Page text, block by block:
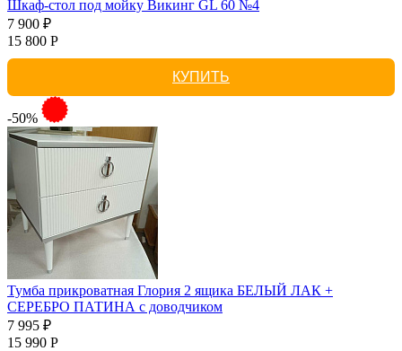
Шкаф-стол под мойку Викинг GL 60 №4
7 900 ₽
15 800 Р
КУПИТЬ
-50%
Тумба прикроватная Глория 2 ящика БЕЛЫЙ ЛАК +
СЕРЕБРО ПАТИНА с доводчиком
7 995 ₽
15 990 Р